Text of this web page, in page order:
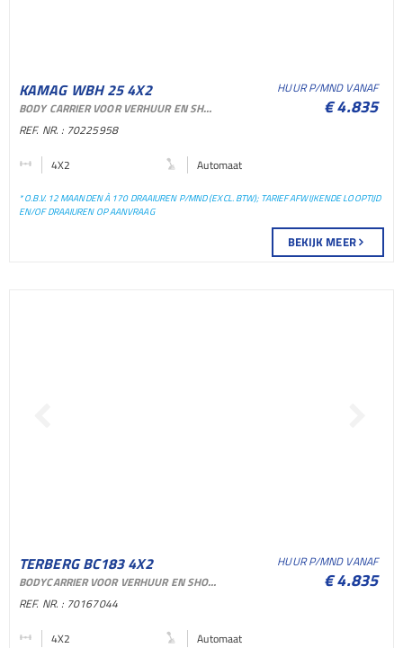
KAMAG WBH 25 4X2
TERMINAL TREKKER
TERMINAL TREKKER
BODY CARRIER VOOR VERHUUR EN SHORTLEASE
HUUR P/MND VANAF
€ 4.835
REF. NR. : 70225958
4X2 Automaat
* O.B.V. 12 MAANDEN À 170 DRAAIUREN P/MND (EXCL. BTW); TARIEF AFWIJKENDE LOOPTIJD
EN/OF DRAAIUREN OP AANVRAAG
BEKIJK MEER
TERBERG BC183 4X2
TERMINAL TREKKER
TERMINAL TREKKER
BODYCARRIER VOOR VERHUUR EN SHORTLEASE
HUUR P/MND VANAF
€ 4.835
REF. NR. : 70167044
4X2 Automaat